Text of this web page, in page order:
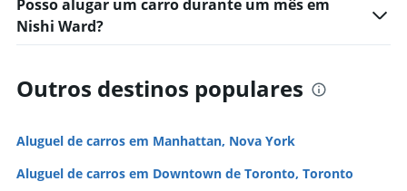
Posso alugar um carro durante um mês em
Nishi Ward?
Outros destinos populares
Aluguel de carros em Manhattan, Nova York
Aluguel de carros em Downtown de Toronto, Toronto